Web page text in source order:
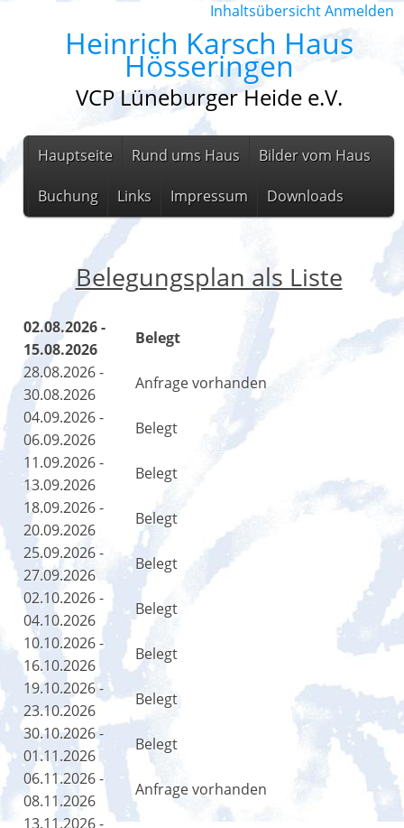
InhaltsübersichtAnmelden
Heinrich Karsch Haus
Hösseringen
VCP Lüneburger Heide e.V.
Hauptseite Rund ums Haus Bilder vom Haus
Buchung Links Impressum Downloads
Belegungsplan als Liste
02.08.2026 -
15.08.2026
Belegt
28.08.2026 -
30.08.2026
Anfrage vorhanden
04.09.2026 -
06.09.2026
Belegt
11.09.2026 -
13.09.2026
Belegt
18.09.2026 -
20.09.2026
Belegt
25.09.2026 -
27.09.2026
Belegt
02.10.2026 -
04.10.2026
Belegt
10.10.2026 -
16.10.2026
Belegt
19.10.2026 -
23.10.2026
Belegt
30.10.2026 -
01.11.2026
Belegt
06.11.2026 -
08.11.2026
Anfrage vorhanden
13.11.2026 -